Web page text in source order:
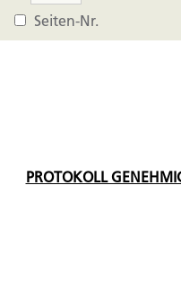
Seiten-Nr.
PROTOKOLL